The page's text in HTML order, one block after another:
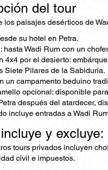
del tour
los paisajes desérticos de
su hotel en Petra.
hasta Wadi Rum con un
4x4 por el desierto:
Siete Pilares de la Sabiduría.
un campamento beduino
opcional: disponible
después del atardecer,
incluye entradas a Wadi
y excluye:
tours privados incluyen
civil e impuestos.